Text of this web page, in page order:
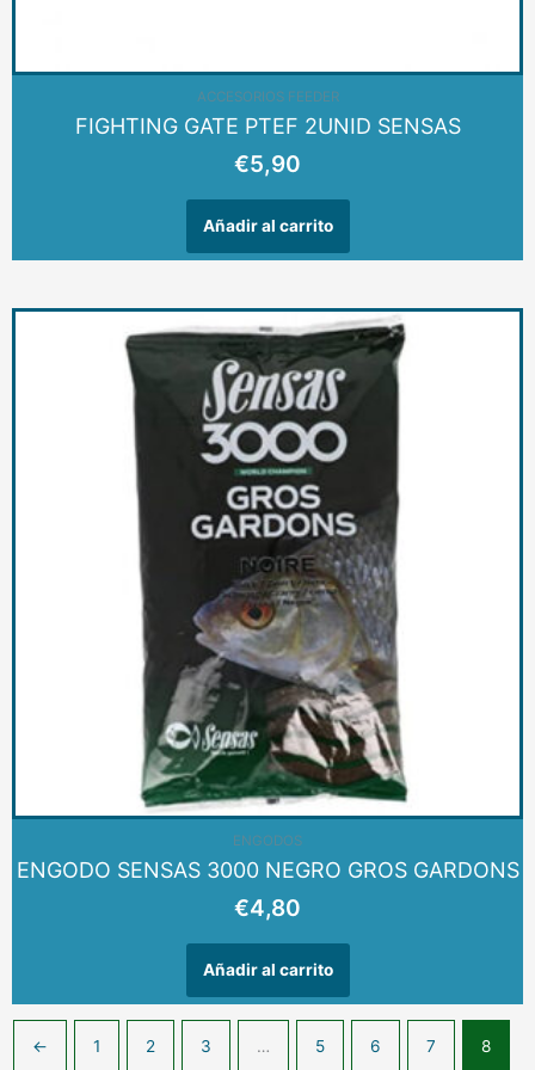
ACCESORIOS FEEDER
FIGHTING GATE PTEF 2UNID SENSAS
€5,90
Añadir al carrito
ENGODOS
ENGODO SENSAS 3000 NEGRO GROS GARDONS
€4,80
Añadir al carrito
← 1 2 3 … 5 6 7 8